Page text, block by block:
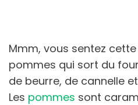
Mmm, vous sentez
pommes qui sort du
de beurre, de cannelle
Les pommes sont